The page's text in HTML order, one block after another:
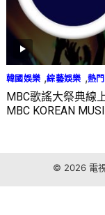
韓國娛樂 ,綜藝娛樂 ,熱
MBC歌謠大祭典線
MBC KOREAN
© 2026 電